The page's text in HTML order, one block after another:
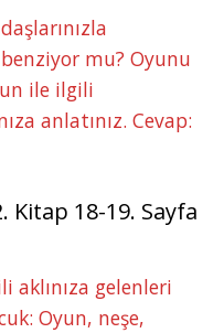
mu? Oyunu
ile ilgili
anlatınız. Cevap:
Kitap 18-19. Sayfa
aklınıza gelenleri
Oyun, neşe,